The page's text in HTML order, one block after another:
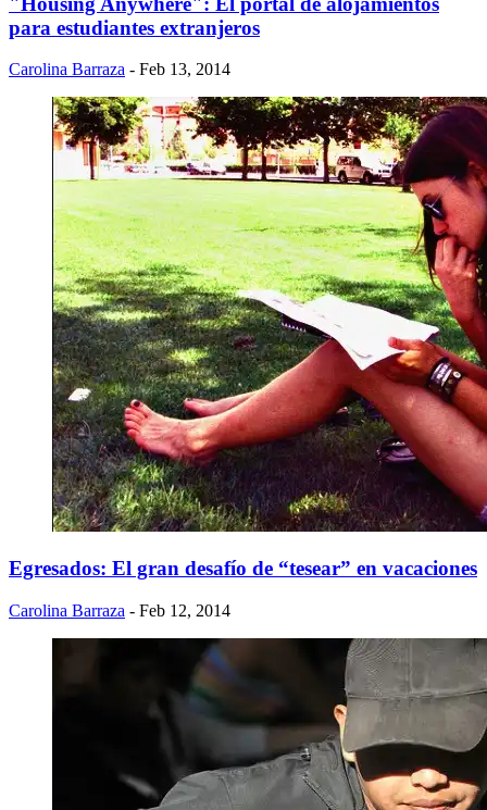
para estudiantes extranjeros
Carolina Barraza - Feb 13, 2014
Egresados: El gran desafío de “tesear” en vacaciones
Carolina Barraza - Feb 12, 2014